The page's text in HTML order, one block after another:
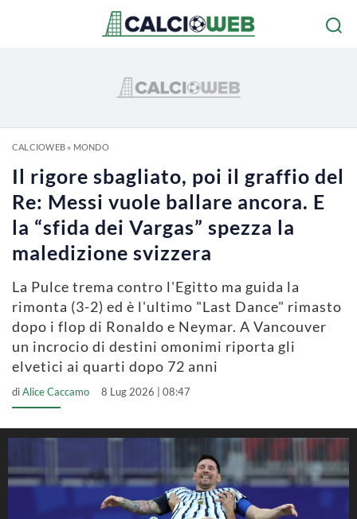
CALCIOWEB» MONDO
Il rigore sbagliato, poi il graffio del
Re: Messi vuole ballare ancora. E
la “sfida dei Vargas” spezza la
maledizione svizzera
La Pulce trema contro l'Egitto ma guida la
rimonta (3-2) ed è l'ultimo "Last Dance" rimasto
dopo i flop di Ronaldo e Neymar. A Vancouver
un incrocio di destini omonimi riporta gli
elvetici ai quarti dopo 72 anni
di Alice Caccamo 8 Lug 2026 | 08:47